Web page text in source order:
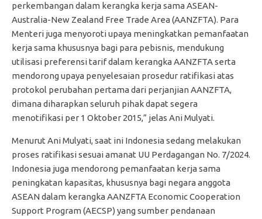
perkembangan dalam kerangka kerja sama ASEAN-
Australia-New Zealand Free Trade Area (AANZFTA). Para
Menteri juga menyoroti upaya meningkatkan pemanfaatan
kerja sama khususnya bagi para pebisnis, mendukung
utilisasi preferensi tarif dalam kerangka AANZFTA serta
mendorong upaya penyelesaian prosedur ratifikasi atas
protokol perubahan pertama dari perjanjian AANZFTA,
dimana diharapkan seluruh pihak dapat segera
menotifikasi per 1 Oktober 2015,” jelas Ani Mulyati.
Menurut Ani Mulyati, saat ini Indonesia sedang melakukan
proses ratifikasi sesuai amanat UU Perdagangan No. 7/2024.
Indonesia juga mendorong pemanfaatan kerja sama
peningkatan kapasitas, khususnya bagi negara anggota
ASEAN dalam kerangka AANZFTA Economic Cooperation
Support Program (AECSP) yang sumber pendanaan